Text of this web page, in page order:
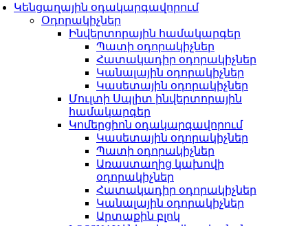
Կենցաղային օդակարգավորում
Օդորակիչներ
Ինվերտորային համակարգեր
Պատի օդորակիչներ
Հատակադիր օդորակիչներ
Կանալային օդորակիչներ
Կասետային օդորակիչներ
Մուլտի Սպլիտ ինվերտորային
համակարգեր
Կոմերցիոն օդակարգավորում
Կասետային օդորակիչներ
Պատի օդորակիչներ
Առաստաղից կախովի
օդորակիչներ
Հատակադիր օդորակիչներ
Կանալային օդորակիչներ
Արտաքին բլոկ